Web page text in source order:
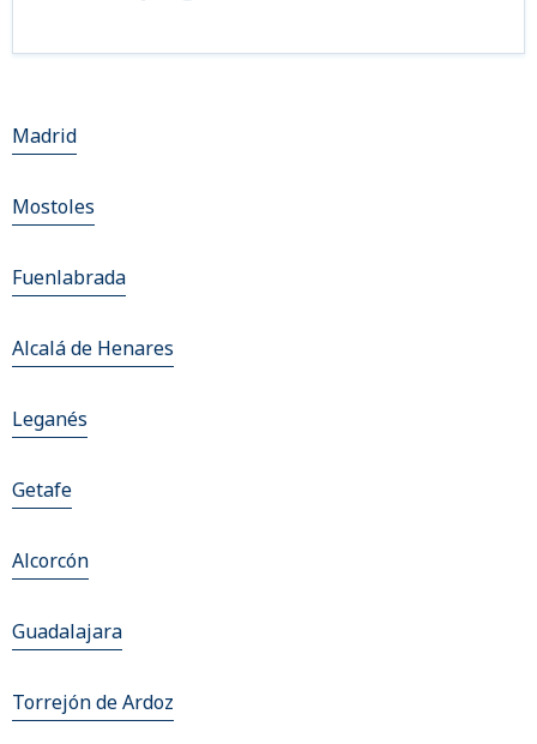
Madrid
Mostoles
Fuenlabrada
Alcalá de Henares
Leganés
Getafe
Alcorcón
Guadalajara
Torrejón de Ardoz